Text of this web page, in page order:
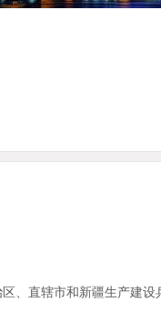
、直辖市和新疆生产建设